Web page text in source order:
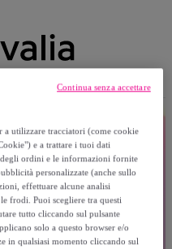
a utilizzare tracciatori (come cookie
e a trattare i tuoi dati
ordini e le informazioni fornite
personalizzate (anche sullo
effettuare alcune analisi
frodi. Puoi scegliere tra questi
tutto cliccando sul pulsante
solo a questo browser e/o
in qualsiasi momento cliccando sul
Continua senza accettare